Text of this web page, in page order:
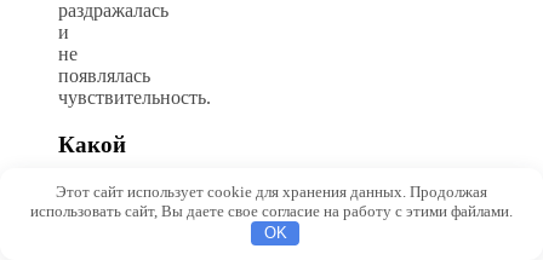
раздражалась
и
не
появлялась
чувствительность.
Какой
массажного
масла
Этот сайт использует cookie для хранения данных. Продолжая
использовать сайт, Вы даете свое согласие на работу с этими файлами.
OK